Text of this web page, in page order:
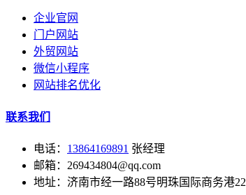
企业官网
门户网站
外贸网站
微信小程序
网站排名优化
联系我们
电话： 13864169891 张经理
邮箱：269434804@qq.com
地址：济南市经一路88号明珠国际商务港